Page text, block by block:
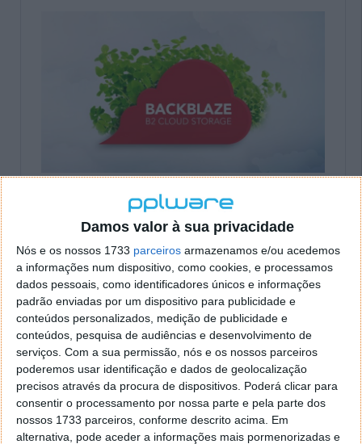
Damos valor à sua privacidade
Nós e os nossos 1733 parceiros armazenamos e/ou acedemos
a informações num dispositivo, como cookies, e processamos
dados pessoais, como identificadores únicos e informações
padrão enviadas por um dispositivo para publicidade e
conteúdos personalizados, medição de publicidade e
conteúdos, pesquisa de audiências e desenvolvimento de
serviços. Com a sua permissão, nós e os nossos parceiros
poderemos usar identificação e dados de geolocalização
precisos através da procura de dispositivos. Poderá clicar para
consentir o processamento por nossa parte e pela parte dos
nossos 1733 parceiros, conforme descrito acima. Em
alternativa, pode aceder a informações mais pormenorizadas e